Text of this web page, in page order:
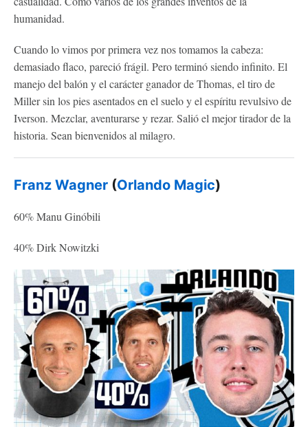
humanidad.
Cuando lo vimos por primera vez nos tomamos la cabeza:
demasiado flaco, pareció frágil. Pero terminó siendo infinito. El
manejo del balón y el carácter ganador de Thomas, el tiro de
Miller sin los pies asentados en el suelo y el espíritu revulsivo de
Iverson. Mezclar, aventurarse y rezar. Salió el mejor tirador de la
historia. Sean bienvenidos al milagro.
Franz Wagner (Orlando Magic)
60% Manu Ginóbili
40% Dirk Nowitzki